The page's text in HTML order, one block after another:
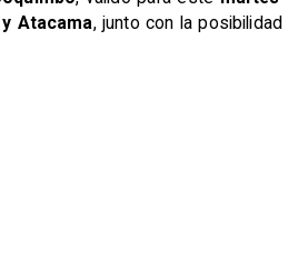
Atacama, junto con la posibilidad